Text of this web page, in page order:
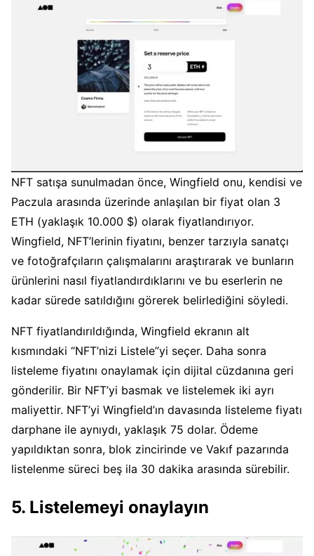
NFT satışa sunulmadan önce, Wingfield onu, kendisi ve
Paczula arasında üzerinde anlaşılan bir fiyat olan 3
ETH (yaklaşık 10.000 $) olarak fiyatlandırıyor.
Wingfield, NFT’lerinin fiyatını, benzer tarzıyla sanatçı
ve fotoğrafçıların çalışmalarını araştırarak ve bunların
ürünlerini nasıl fiyatlandırdıklarını ve bu eserlerin ne
kadar sürede satıldığını görerek belirlediğini söyledi.
NFT fiyatlandırıldığında, Wingfield ekranın alt
kısmındaki “NFT’nizi Listele”yi seçer. Daha sonra
listeleme fiyatını onaylamak için dijital cüzdanına geri
gönderilir. Bir NFT’yi basmak ve listelemek iki ayrı
maliyettir. NFT’yi Wingfield’ın davasında listeleme fiyatı
darphane ile aynıydı, yaklaşık 75 dolar. Ödeme
yapıldıktan sonra, blok zincirinde ve Vakıf pazarında
listelenme süreci beş ila 30 dakika arasında sürebilir.
5. Listelemeyi onaylayın